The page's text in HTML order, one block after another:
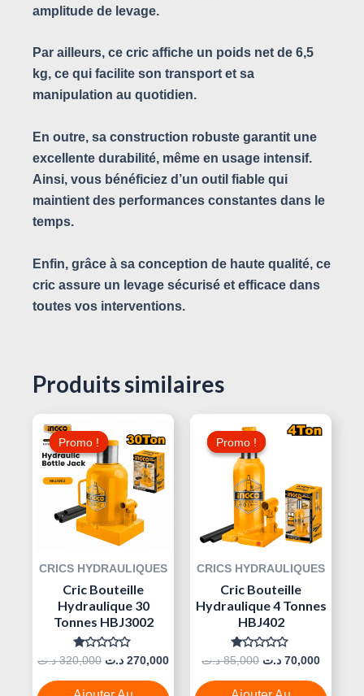
amplitude de levage.
Par ailleurs, ce cric affiche un poids net de 6,5
kg, ce qui facilite son transport et sa
manipulation au quotidien.
En outre, sa construction robuste garantit une
excellente durabilité, même en usage intensif.
Ainsi, vous bénéficiez d’un outil fiable qui
maintient des performances constantes dans le
temps.
Enfin, grâce à sa conception de haute qualité, ce
cric assure un levage sécurisé et efficace dans
toutes vos interventions.
Produits similaires
Promo !
Promo !
CRICS HYDRAULIQUES
Cric Bouteille
Hydraulique 30
Tonnes HBJ3002
Note
Sur
5
320,000 د.ت
Prix
Initial
Était :
270,000 د.ت
Le
270,000 د.ت.
Promo !
Promo !
CRICS HYDRAULIQUES
Cric Bouteille
Hydraulique 4 Tonnes
HBJ402
Note
Sur
5
85,000 د.ت
Prix
Initial
Était :
70,000 د.ت
Le
Prix